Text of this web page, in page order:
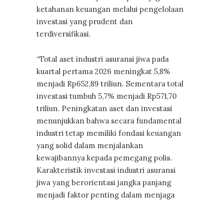
ketahanan keuangan melalui pengelolaan
investasi yang prudent dan
terdiversifikasi.
“Total aset industri asuransi jiwa pada
kuartal pertama 2026 meningkat 5,8%
menjadi Rp652,89 triliun. Sementara total
investasi tumbuh 5,7% menjadi Rp571,70
triliun. Peningkatan aset dan investasi
menunjukkan bahwa secara fundamental
industri tetap memiliki fondasi keuangan
yang solid dalam menjalankan
kewajibannya kepada pemegang polis.
Karakteristik investasi industri asuransi
jiwa yang berorientasi jangka panjang
menjadi faktor penting dalam menjaga